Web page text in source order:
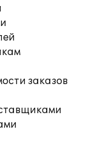
заказов